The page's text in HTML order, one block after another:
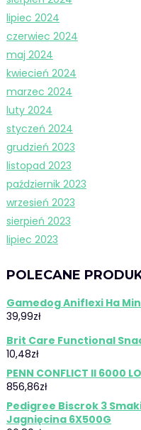
lipiec 2024
czerwiec 2024
maj 2024
kwiecień 2024
marzec 2024
luty 2024
styczeń 2024
grudzień 2023
listopad 2023
październik 2023
wrzesień 2023
sierpień 2023
lipiec 2023
POLECANE
Gamedog Aniflexi Ha
39,99zł
Brit Care Functional
10,48zł
PENN CONFLICT II 6000
856,86zł
Pedigree Biscrok 3
Jagnięcina 6X500G